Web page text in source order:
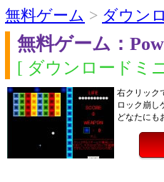
無料ゲーム > ダウン
無料ゲーム：
[ ダウンロードミ
右クリック
ロック崩し
どなたにも